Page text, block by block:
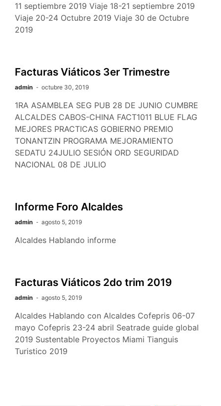
11 septiembre 2019 Viaje 18-21 septiembre 2019
Viaje 20-24 Octubre 2019 Viaje 30 de Octubre
2019
Facturas Viáticos 3er Trimestre
admin octubre 30, 2019
1RA ASAMBLEA SEG PUB 28 DE JUNIO CUMBRE
ALCALDES CABOS-CHINA FACT1011 BLUE FLAG
MEJORES PRACTICAS GOBIERNO PREMIO
TONANTZIN PROGRAMA MEJORAMIENTO
SEDATU 24JULIO SESIÓN ORD SEGURIDAD
NACIONAL 08 DE JULIO
Informe Foro Alcaldes
admin agosto 5, 2019
Alcaldes Hablando informe
Facturas Viáticos 2do trim 2019
admin agosto 5, 2019
Alcaldes Hablando con Alcaldes Cofepris 06-07
mayo Cofepris 23-24 abril Seatrade guide global
2019 Sustentable Proyectos Miami Tianguis
Turistico 2019